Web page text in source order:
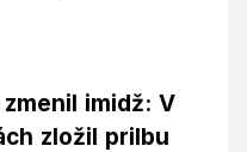
imidž: V
zložil prilbu